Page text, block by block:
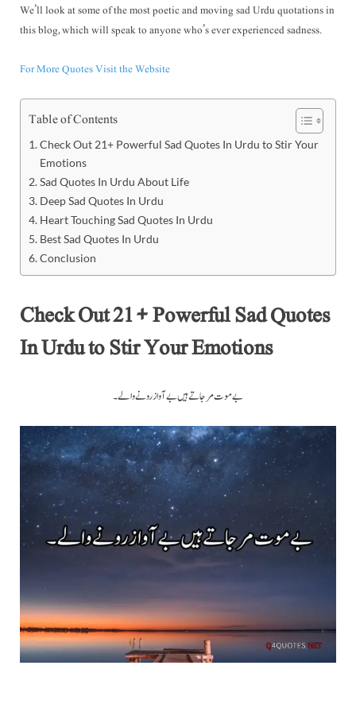
We’ll look at some of the most poetic and moving sad Urdu quotations in
this blog, which will speak to anyone who’s ever experienced sadness.
For More Quotes Visit the Website
Table of Contents
Check Out 21+ Powerful Sad Quotes In Urdu to Stir Your
Emotions
Sad Quotes In Urdu About Life
Deep Sad Quotes In Urdu
Heart Touching Sad Quotes In Urdu
Best Sad Quotes In Urdu
Conclusion
Check Out 21+ Powerful Sad Quotes
In Urdu to Stir Your Emotions
بے موت مر جاتے ہیں بے آواز رونے والے۔